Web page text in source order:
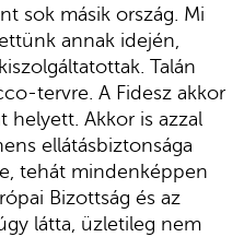
sok másik ország. Mi
annak idején,
Talán
tervre. A Fidesz akkor
helyett. Akkor is azzal
ellátásbiztonsága
tehát mindenképpen
Bizottság és az
látta, üzletileg nem